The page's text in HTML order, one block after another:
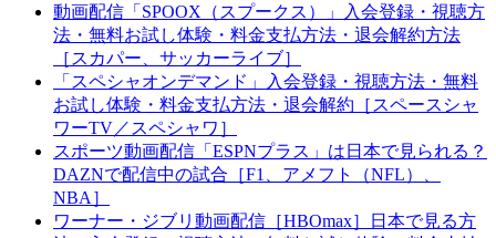
動画配信「SPOOX（スプークス）」入会登録・視聴方
法・無料お試し体験・料金支払方法・退会解約方法
［スカパー、サッカーライブ］
「スペシャオンデマンド」入会登録・視聴方法・無料
お試し体験・料金支払方法・退会解約［スペースシャ
ワーTV／スペシャワ］
スポーツ動画配信「ESPNプラス」は日本で見られる？
DAZNで配信中の試合［F1、アメフト（NFL）、
NBA］
ワーナー・ジブリ動画配信［HBOmax］日本で見る方